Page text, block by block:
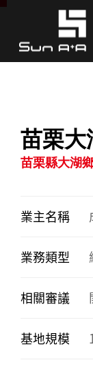
苗栗大
苗栗縣大湖
業主名稱
業務類型
相關審議
基地規模